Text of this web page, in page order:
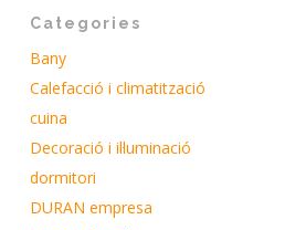
Categories
Bany
Calefacció i climatització
cuina
Decoració i il·luminació
dormitori
DURAN empresa